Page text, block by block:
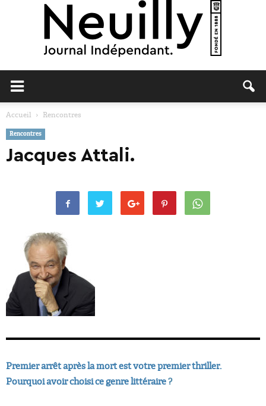
Accueil Rencontres
Rencontres
Jacques Attali.
Premierarrêt après la mort est votre premier thriller.
Pourquoi avoir choisi ce genre littéraire?